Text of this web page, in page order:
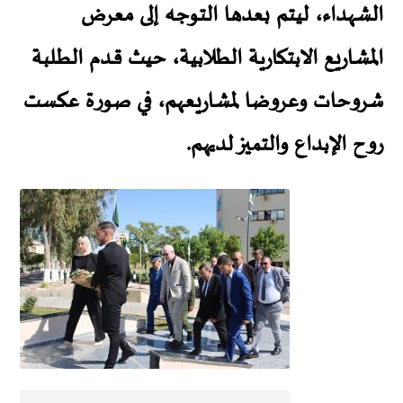
الشهداء، ليتم بعدها التوجه إلى معرض
المشاريع الابتكارية الطلابية، حيث قـدم الطـلبة
شروحات وعروضا لمشاريعهم، في صورة عكست
روح الإبداع والتميز لديهم.